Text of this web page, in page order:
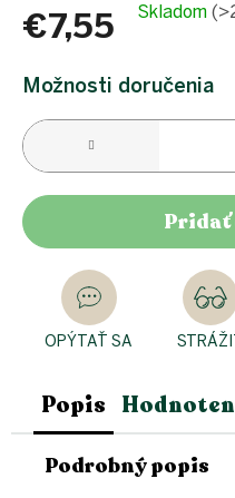
výber
€7,55
cena:
Skladom
Možnosti doručenia
Pridať
OPÝTAŤ SA
Popis
Podrobný popis